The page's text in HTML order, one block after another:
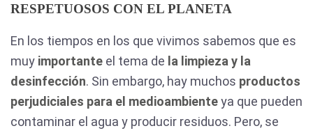
RESPETUOSOS CON EL PLANETA
En los tiempos en los que vivimos sabemos que es
muy importante el tema de la limpieza y la
desinfección. Sin embargo, hay muchos productos
perjudiciales para el medioambienteya que pueden
contaminar el agua y producir residuos. Pero, se